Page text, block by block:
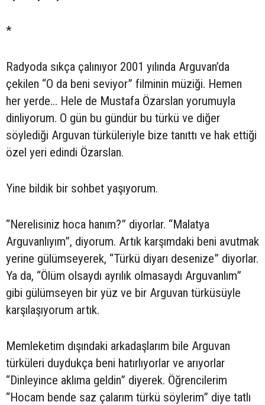
*
Radyoda sıkça çalınıyor 2001 yılında Arguvan’da
çekilen “O da beni seviyor” filminin müziği. Hemen
her yerde… Hele de Mustafa Özarslan yorumuyla
dinliyorum. O gün bu gündür bu türkü ve diğer
söylediği Arguvan türküleriyle bize tanıttı ve hak ettiği
özel yeri edindi Özarslan.
Yine bildik bir sohbet yaşıyorum.
“Nerelisiniz hoca hanım?” diyorlar. “Malatya
Arguvanlıyım”, diyorum. Artık karşımdaki beni avutmak
yerine gülümseyerek, “Türkü diyarı desenize” diyorlar.
Ya da, “Ölüm olsaydı ayrılık olmasaydı Arguvanlım”
gibi gülümseyen bir yüz ve bir Arguvan türküsüyle
karşılaşıyorum artık.
Memleketim dışındaki arkadaşlarım bile Arguvan
türküleri duydukça beni hatırlıyorlar ve arıyorlar
“Dinleyince aklıma geldin” diyerek. Öğrencilerim
“Hocam bende saz çalarım türkü söylerim” diye tatlı